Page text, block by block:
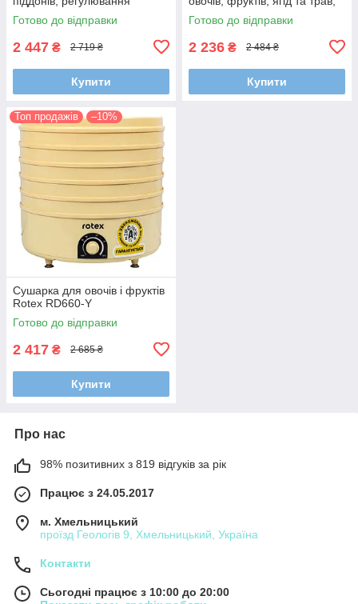
температури 35–70°C,
конвекційна дегідратор
Готово до відправки
2 447 ₴ 2 719 ₴
Купити
245 Вт, 5 лотків
Готово до відправки
2 236 ₴ 2 484 ₴
Купити
Топ продажів –10%
Сушарка для овочів і фруктів
Rotex RD660-Y
Готово до відправки
2 417 ₴ 2 685 ₴
Купити
Про нас
98% позитивних з 819 відгуків за рік
Працює з 24.05.2017
м. Хмельницький
проїзд Геологів 9, Хмельницький, Україна
Контакти
Сьогодні працює з 10:00 до 20:00